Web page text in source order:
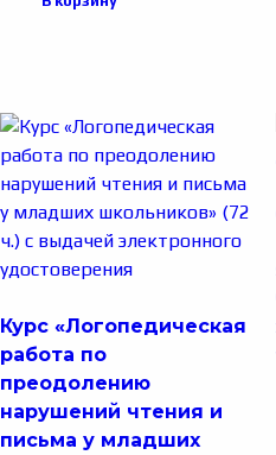
Курс «Логопедическая
работа по
преодолению
нарушений чтения и
письма у младших